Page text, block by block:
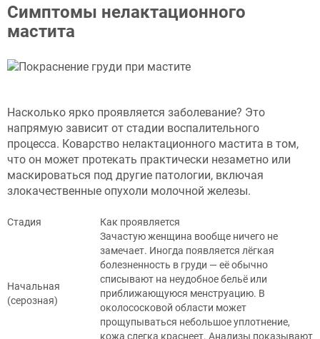
Симптомы нелактационного
мастита
Насколько ярко проявляется заболевание? Это
напрямую зависит от стадии воспалительного
процесса. Коварство нелактационного мастита в том,
что он может протекать практически незаметно или
маскироваться под другие патологии, включая
злокачественные опухоли молочной железы.
Стадия Как проявляется
Начальная
(серозная)
Зачастую женщина вообще ничего не
замечает. Иногда появляется лёгкая
болезненность в груди — её обычно
списывают на неудобное бельё или
приближающуюся менструацию. В
околососковой области может
прощупываться небольшое уплотнение,
кожа слегка краснеет. Анализы показывают